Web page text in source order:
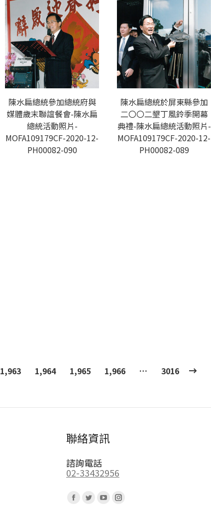
陳水扁總統參加總統府與
媒體歲末聯誼餐會-陳水扁
總統活動照片-
MOFA109179CF-2020-12-
PH00082-090
陳水扁總統於屏東縣參加
二〇〇二墾丁風鈴季開幕
典禮-陳水扁總統活動照片-
MOFA109179CF-2020-12-
PH00082-089
1,963 1,964 1,965 1,966 … 3016
聯絡資訊
諮詢電話
02-33432956